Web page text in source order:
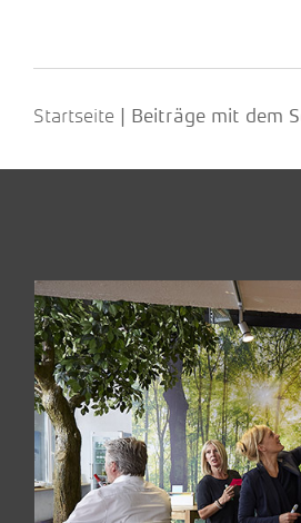
Startseite Beiträge mit dem